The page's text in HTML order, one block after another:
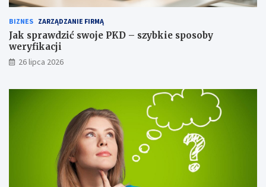
BIZNES ZARZĄDZANIE FIRMĄ
Jak sprawdzić swoje PKD – szybkie sposoby
weryfikacji
26 lipca 2026